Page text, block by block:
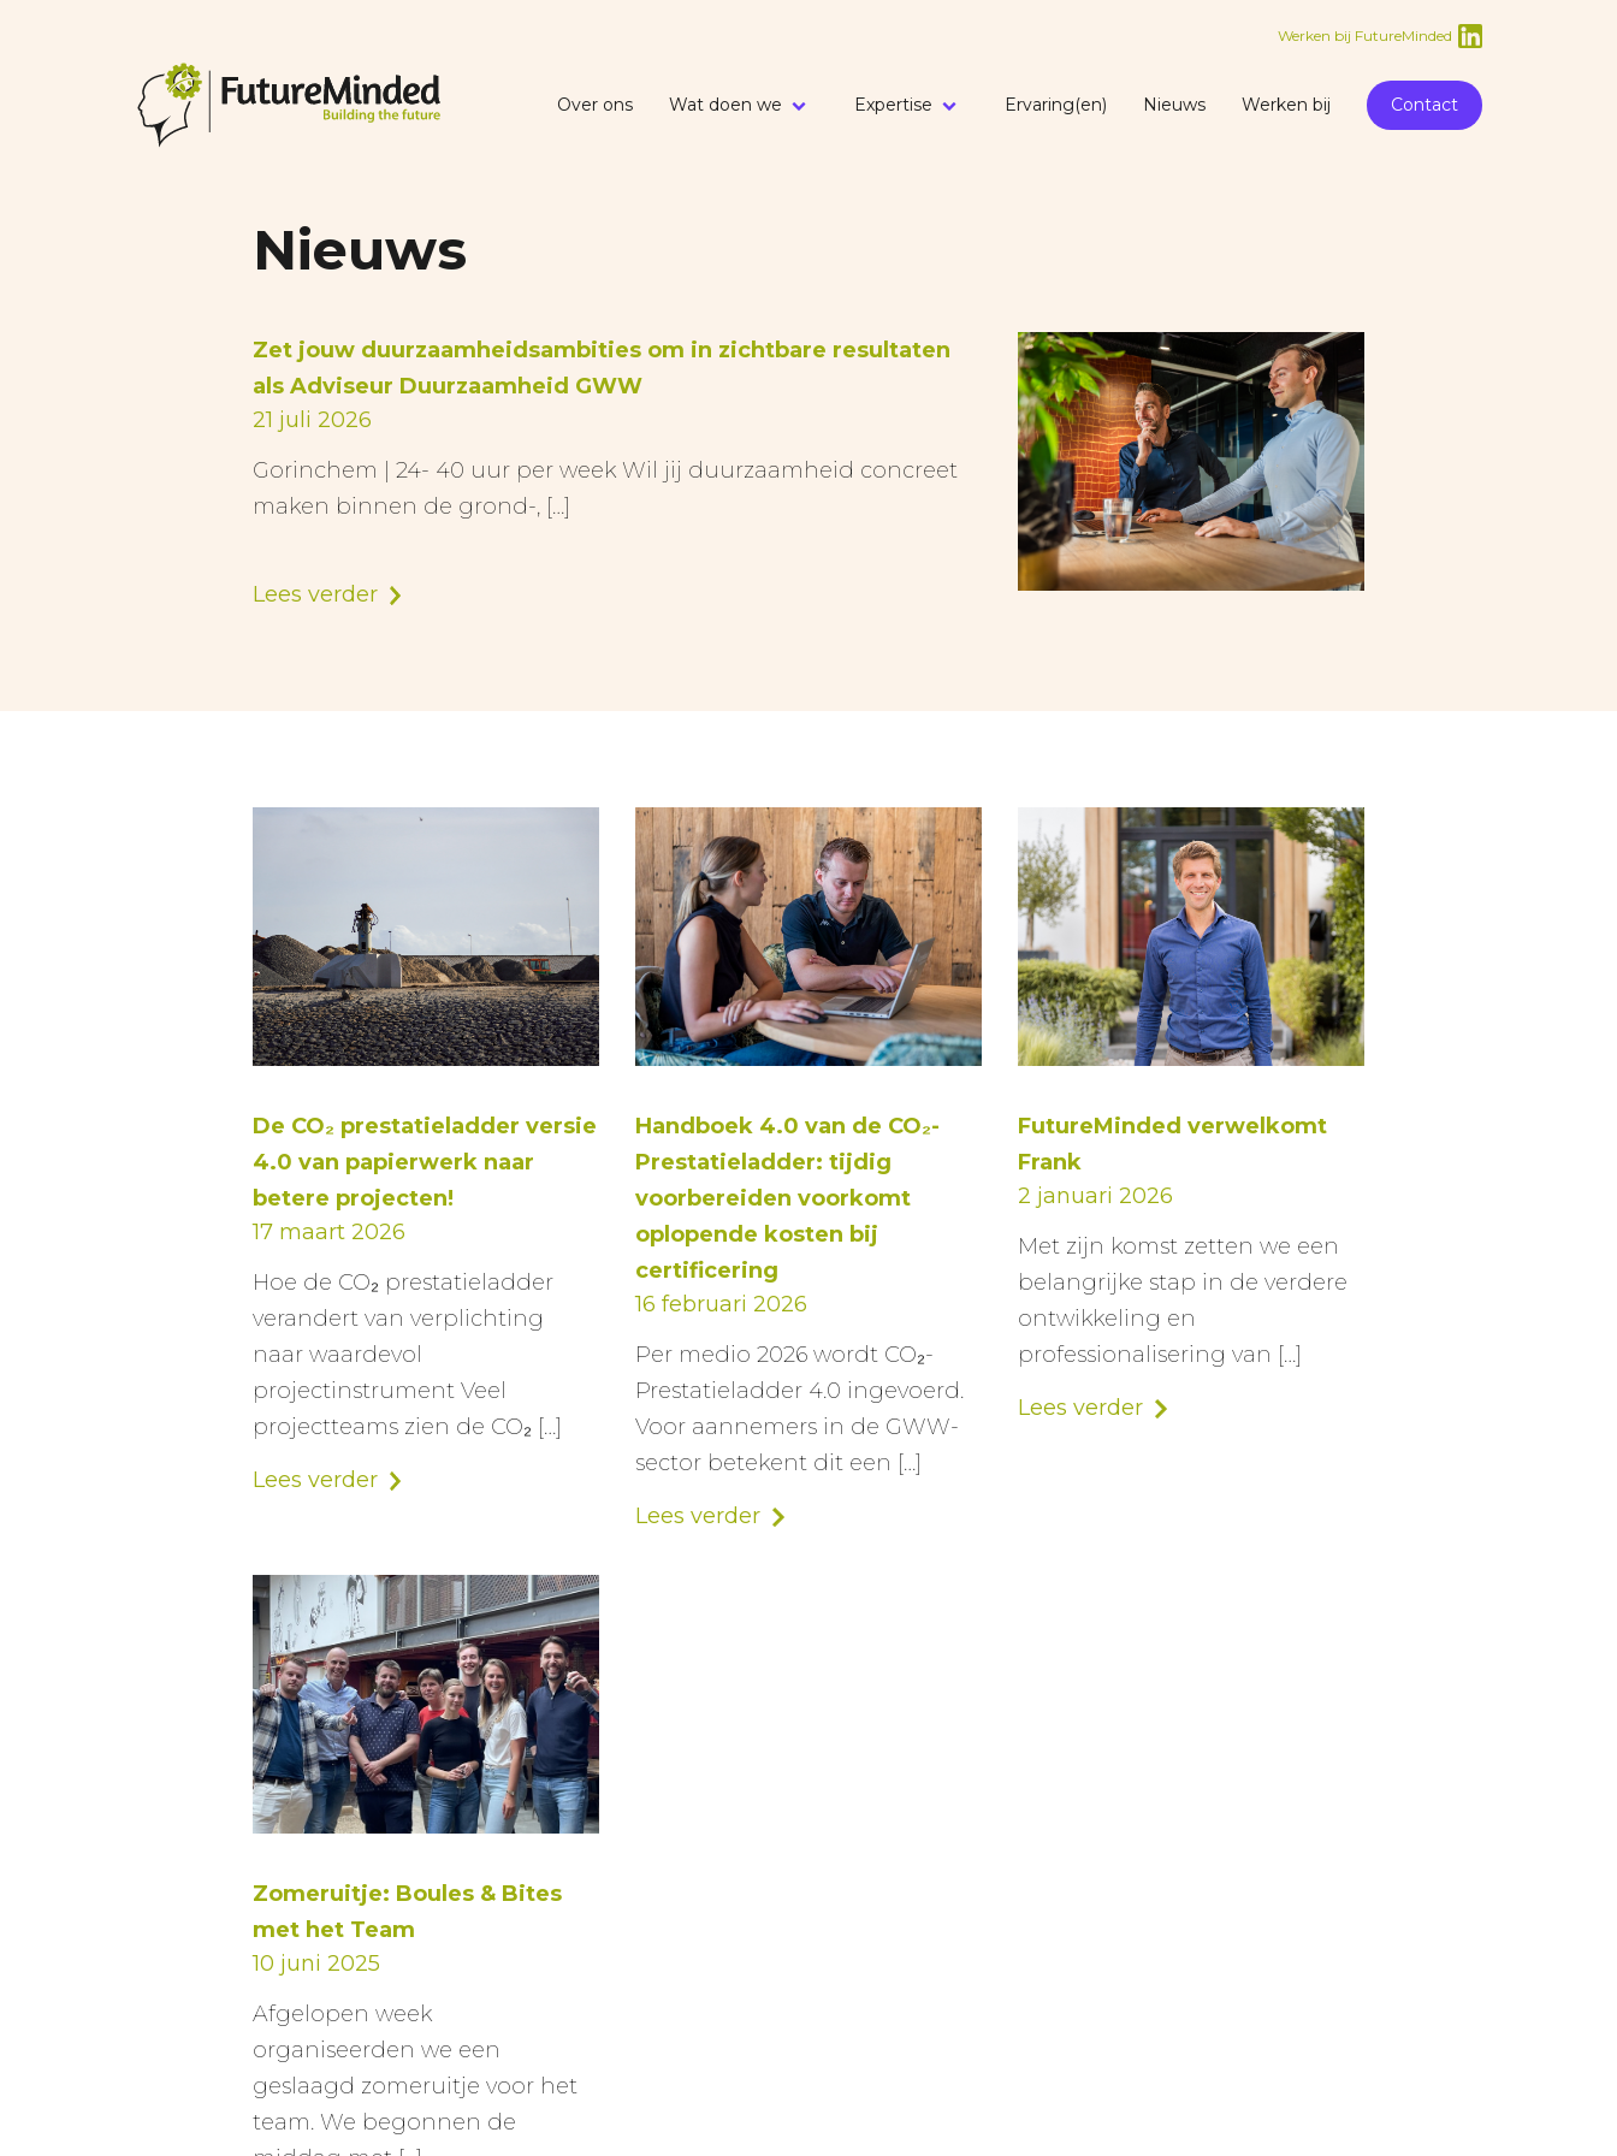
Werken bij FutureMinded
Over ons Wat doen we  Expertise  Ervaring(en) Nieuws Werken bij Contact
Nieuws
Zet jouw duurzaamheidsambities om in zichtbare resultaten
als Adviseur Duurzaamheid GWW
21 juli 2026
Gorinchem | 24- 40 uur per week Wil jij duurzaamheid concreet
maken binnen de grond-, […]
Lees verder
De CO₂ prestatieladder versie
4.0 van papierwerk naar
betere projecten!
17 maart 2026
Hoe de CO₂ prestatieladder
verandert van verplichting
naar waardevol
projectinstrument Veel
projectteams zien de CO₂ […]
Lees verder
Handboek 4.0 van de CO₂-
Prestatieladder: tijdig
voorbereiden voorkomt
oplopende kosten bij
certificering
16 februari 2026
Per medio 2026 wordt CO₂-
Prestatieladder 4.0 ingevoerd.
Voor aannemers in de GWW-
sector betekent dit een […]
Lees verder
FutureMinded verwelkomt
Frank
2 januari 2026
Met zijn komst zetten we een
belangrijke stap in de verdere
ontwikkeling en
professionalisering van […]
Lees verder
Zomeruitje: Boules & Bites
met het Team
10 juni 2025
Afgelopen week
organiseerden we een
geslaagd zomeruitje voor het
team. We begonnen de